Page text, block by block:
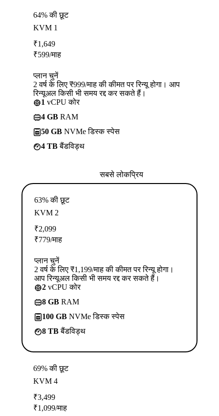
64% की छूट
KVM 1
₹1,649
₹599/माह
प्लान चुनें
2 वर्ष के लिए ₹999/माह की कीमत पर रिन्यू होगा। आप
रिन्यूअल किसी भी समय रद्द कर सकते हैं।
1 vCPU कोर
4 GB RAM
50 GB NVMe डिस्क स्पेस
4 TBबैंडविड्थ
सबसे लोकप्रिय
63% की छूट
KVM 2
₹2,099
₹779/माह
प्लान चुनें
2 वर्ष के लिए ₹1,199/माह की कीमत पर रिन्यू होगा।
आप रिन्यूअल किसी भी समय रद्द कर सकते हैं।
2 vCPU कोर
8 GB RAM
100 GB NVMe डिस्क स्पेस
8 TBबैंडविड्थ
69% की छूट
KVM 4
₹3,499
₹1,099/माह